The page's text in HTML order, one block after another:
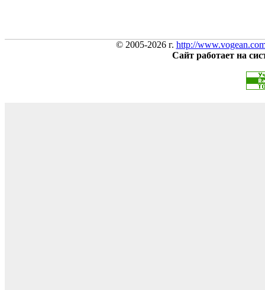
© 2005-2026 г. http://
Сайт работает на